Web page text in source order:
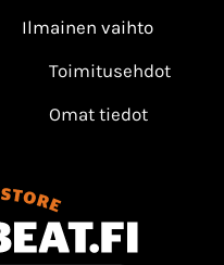
Ilmainen vaihto
Toimitusehdot
Omat tiedot